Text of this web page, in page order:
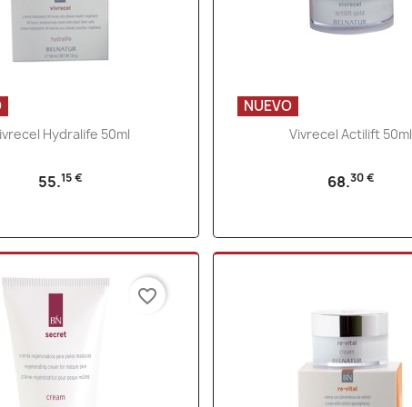
Vista rápida
Hydralife 50ml
55.15 €
Vista rápida
Vivrecel Actilift 50ml
68.30 €
NUEVO
favorite_border